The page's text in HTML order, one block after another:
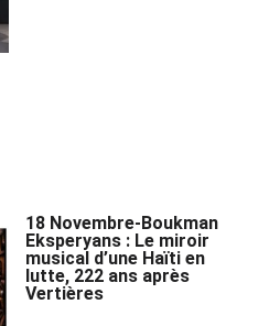
18 Novembre-Boukman
Eksperyans : Le miroir
musical d’une Haïti en
lutte, 222 ans après
Vertières